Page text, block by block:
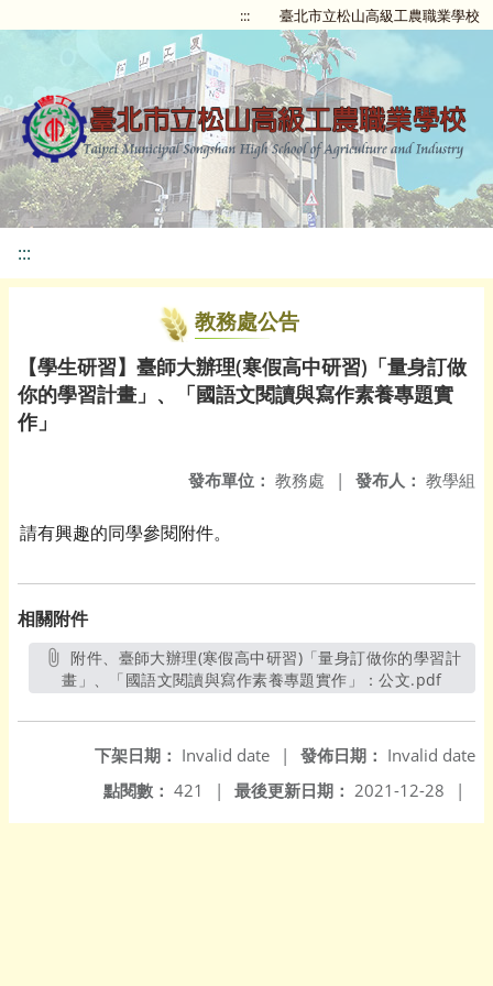
::: 臺北市立松山高級工農職業學校
:::
教務處公告
【學生研習】臺師大辦理(寒假高中研習)「量身訂做
你的學習計畫」、「國語文閱讀與寫作素養專題實
作」
發布人： 教學組
發布單位： 教務處 |
請有興趣的同學參閱附件。
相關附件
附件、臺師大辦理(寒假高中研習)「量身訂做你的學習計
畫」、「國語文閱讀與寫作素養專題實作」：公文.pdf另開新
發佈日期： Invalid date
下架日期： Invalid date
|
最後更新日期： 2021-12-28 |
點閱數： 421 |